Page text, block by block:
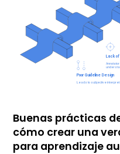
Buenas prácticas
cómo crear una
para aprendizaje